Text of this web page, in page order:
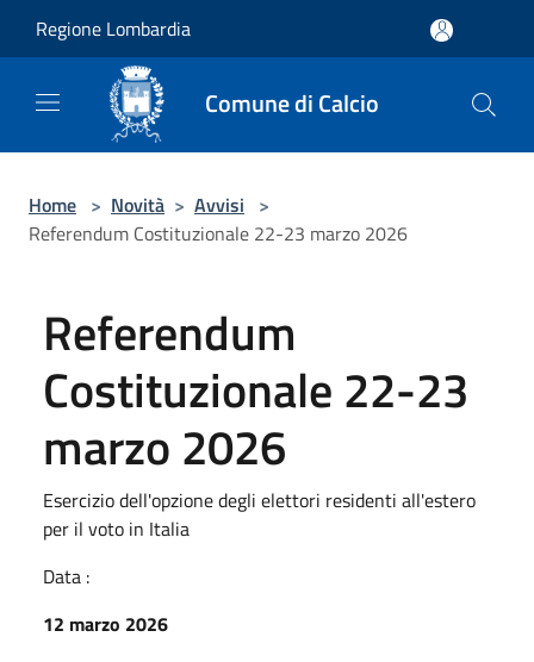
Regione Lombardia
Comune di Calcio
Home > Novità > Avvisi >
Referendum Costituzionale 22-23 marzo 2026
Referendum
Costituzionale 22-23
marzo 2026
Esercizio dell'opzione degli elettori residenti all'estero
per il voto in Italia
Data :
12 marzo 2026